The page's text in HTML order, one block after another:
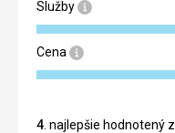
Služby
Cena
4 . najlepšie hodnotený z